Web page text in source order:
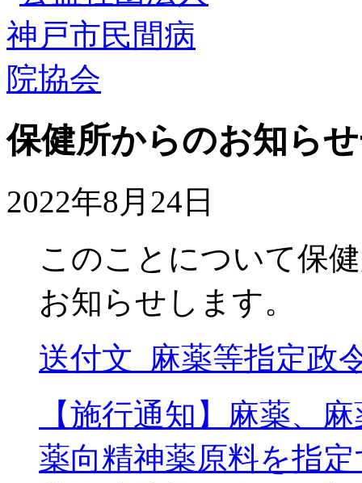
保健所からのお知ら
2022年8月24日
このことについて保
お知らせします。
送付文_麻薬等指定政
【施行通知】麻薬、
薬向精神薬原料を指